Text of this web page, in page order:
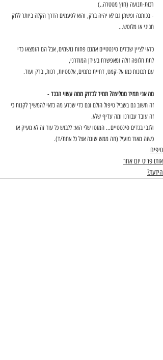
רכוּת-תנועה (חוץ מטטרה..)
- בכותנה ופשתן גם לא יהיה ברק, והוא לפעמים הדרך הקלה ביותר ללוק
חגיגי או מלוטש…
כדאי לציין שבדים סינטטיים אמנם פחות נושמים, אבל הם הומצאו כדי
לתת חלופה זולה ומאפשרת בעידן המודרני,
עם תכונות כמו אל-קמט, דחיית כתמים, אלסטיות, רכות, ברק ועוד.
מה אני תמיד ממליצה? תמיד לבדוק ממה עשוי הבגד -
זה חשוב גם בשביל טיפול הולם וגם כדי שנדע מה כדאי להמשיך לקנות כי
זה עובד עבורנו ומה עדיף שלא.
ולגבי בגדים סינטטיים… המוטו שלי הוא: ללבוש כל עוד זה לא מעיק או
כשזה מאוד מועיל (וזה ממש שונה אצל כל אחת/ד).
טיפים
אותו פריט יום אחר
הידעת?